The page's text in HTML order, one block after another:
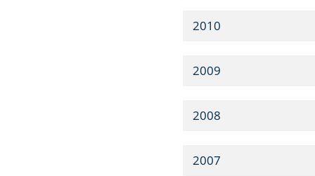
2010
2009
2008
2007